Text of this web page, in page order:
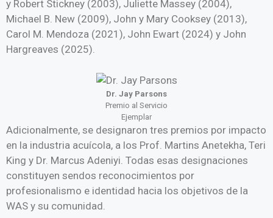
y Robert Stickney (2003), Juliette Massey (2004),
Michael B. New (2009), John y Mary Cooksey (2013),
Carol M. Mendoza (2021), John Ewart (2024) y John
Hargreaves (2025).
Dr. Jay Parsons
Premio al Servicio
Ejemplar
Adicionalmente, se designaron tres premios por impacto
en la industria acuícola, a los Prof. Martins Anetekha, Teri
King y Dr. Marcus Adeniyi. Todas esas designaciones
constituyen sendos reconocimientos por
profesionalismo e identidad hacia los objetivos de la
WAS y su comunidad.